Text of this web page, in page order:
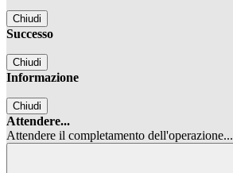
Chiudi
Successo
Chiudi
Informazione
Chiudi
Attendere...
Attendere il completamento dell'operazione...